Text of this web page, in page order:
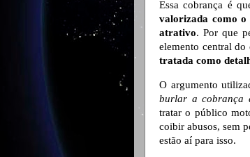
Essa cobrança é
valorizada como o
atrativo. Por que
elemento central do
tratada como
O argumento
burlar a cobrança
tratar o público
coibir abusos, sem
estão aí para isso.